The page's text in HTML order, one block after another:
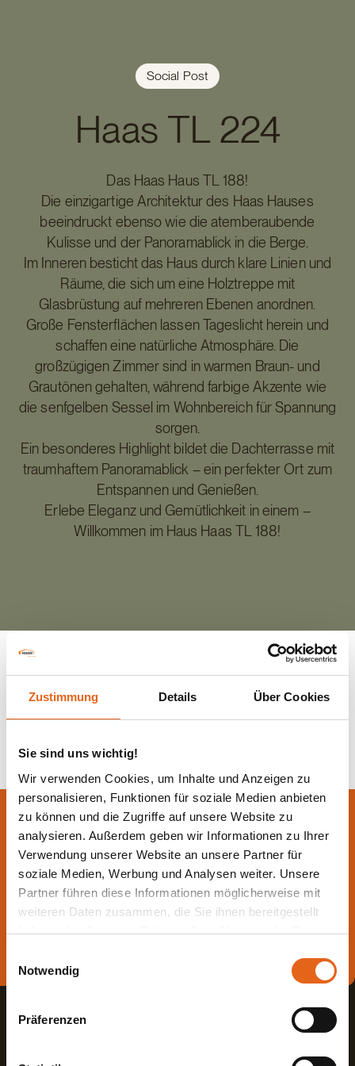
Zustimmung Details Über Cookies
Sie sind uns wichtig!
Wir verwenden Cookies, um Inhalte und Anzeigen zu
personalisieren, Funktionen für soziale Medien anbieten
zu können und die Zugriffe auf unsere Website zu
analysieren. Außerdem geben wir Informationen zu Ihrer
Verwendung unserer Website an unsere Partner für
soziale Medien, Werbung und Analysen weiter. Unsere
Partner führen diese Informationen möglicherweise mit
weiteren Daten zusammen, die Sie ihnen bereitgestellt
haben oder die sie im Rahmen Ihrer Nutzung der Dienste
Bitte beachten Sie, dass einige der Partner auch Daten in
Drittländer übermitteln können, in denen möglicherweise
ein anderes Datenschutzniveau besteht als in der EU.
Notwendig
Präferenzen
Social Post
Haas TL 224
Das Haas Haus TL 188!
Die einzigartige Architektur des Haas Hauses
beeindruckt ebenso wie die atemberaubende
Kulisse und der Panoramablick in die Berge.
Im Inneren besticht das Haus durch klare Linien und
Räume, die sich um eine Holztreppe mit
Glasbrüstung auf mehreren Ebenen anordnen.
Große Fensterflächen lassen Tageslicht herein und
schaffen eine natürliche Atmosphäre. Die
großzügigen Zimmer sind in warmen Braun- und
Grautönen gehalten, während farbige Akzente wie
die senfgelben Sessel im Wohnbereich für Spannung
sorgen.
Ein besonderes Highlight bildet die Dachterrasse mit
traumhaftem Panoramablick – ein perfekter Ort zum
Entspannen und Genießen.
Erlebe Eleganz und Gemütlichkeit in einem –
Willkommen im Haus Haas TL 188!
Lassen Sie sich jetzt
beraten.
Die beste Beratung ist die persönliche - von einem Haas
Fachberater in Ihrer Nähe!